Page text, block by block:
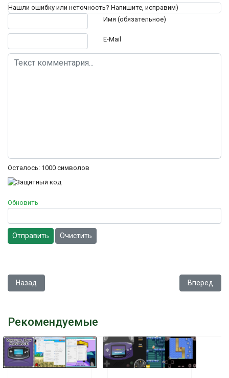
Нашли ошибку или неточность? Напишите, исправим)
Имя (обязательное)
E-Mail
Осталось: 1000 символов
Обновить
Отправить Очистить
Предыдущий: Visual Boy Advance
Назад Вперед
Рекомендуемые